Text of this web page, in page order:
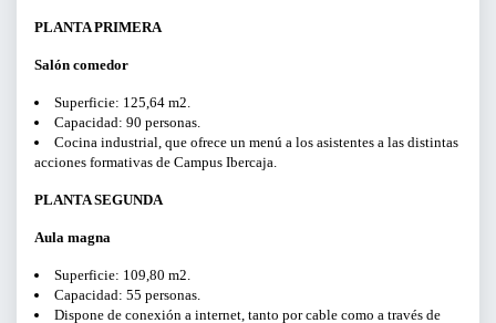
LIMPIAR FILTROS
PLANTA PRIMERA
Salón comedor
Superficie: 125,64 m2.
Capacidad: 90 personas.
Cocina industrial, que ofrece un menú a los asistentes a las distintas
acciones formativas de Campus Ibercaja.
PLANTA SEGUNDA
Aula magna
Superficie: 109,80 m2.
Capacidad: 55 personas.
Dispone de conexión a internet, tanto por cable como a través de